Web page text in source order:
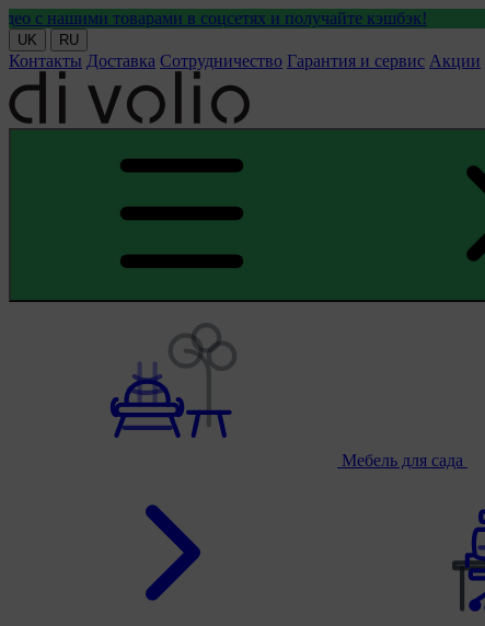
товарами в соцсетях и получайте кэшбэк!
UK RU
Контакты Доставка Сотрудничество Гарантия и сервис Акции
Мебель для сада